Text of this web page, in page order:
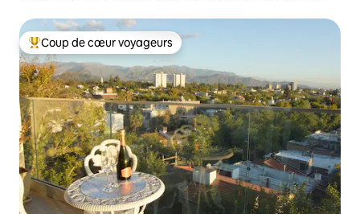
Coups de cœur voyageurs les plus appréciés
Coup de cœur voyageurs